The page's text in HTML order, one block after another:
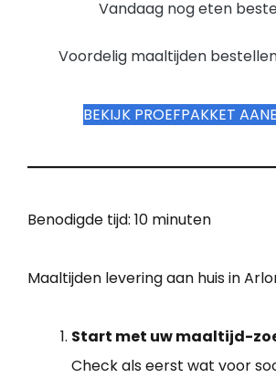
Vandaag nog eten
Voordelig maaltijden
BEKIJK PROEFPAKKET
Benodigde tijd: 10 minuten
Maaltijden levering aan huis in
Start met uw maaltijd-
Check als eerst wat voor